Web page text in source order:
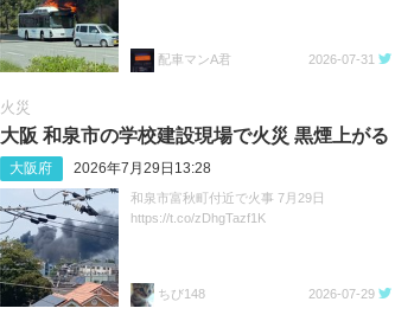
配車マンA君 2026-07-31
火災
大阪 和泉市の学校建設現場で火災 黒煙上がる
大阪府 2026年7月29日13:28
和泉市富秋町付近で火事 7月29日
https://t.co/zDhgTazf1K
ちび148 2026-07-29